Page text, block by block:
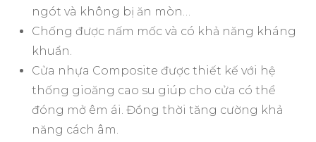
ngót và không bị ăn mòn…
Chống được nấm mốc và có khả năng kháng
khuẩn.
Cửa nhựa Composite được thiết kế với hệ
thống gioăng cao su giúp cho cửa có thể
đóng mở êm ái. Đồng thời tăng cường khả
năng cách âm.